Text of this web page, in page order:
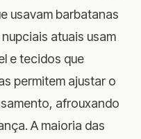
usavam barbatanas
atuais usam
e tecidos que
permitem ajustar o
afrouxando
A maioria das